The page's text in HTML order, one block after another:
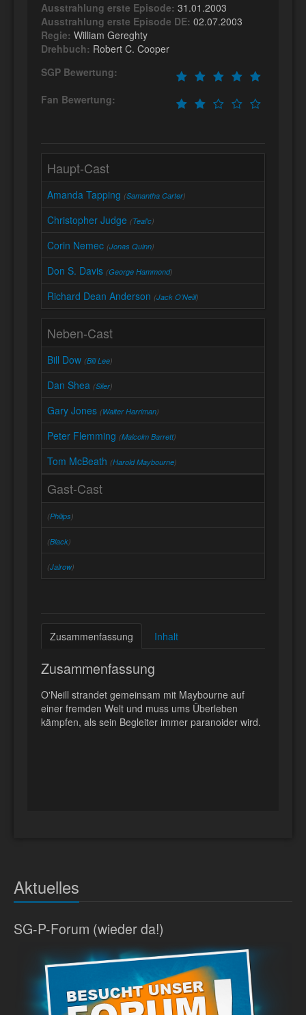
Ausstrahlung erste Episode: 31.01.2003
Ausstrahlung erste Episode DE: 02.07.2003
Regie: William Gereghty
Drehbuch: Robert C. Cooper
SGP Bewertung:
Fan Bewertung:
Haupt-Cast
Amanda Tapping (Samantha Carter)
Christopher Judge (Teal'c)
Corin Nemec (Jonas Quinn)
Don S. Davis (George Hammond)
Richard Dean Anderson (Jack O'Neill)
Neben-Cast
Bill Dow (Bill Lee)
Dan Shea (Siler)
Gary Jones (Walter Harriman)
Peter Flemming (Malcolm Barrett)
Tom McBeath (Harold Maybourne)
Gast-Cast
(Philips)
(Black)
(Jalrow)
Zusammenfassung Inhalt
Zusammenfassung
O'Neill strandet gemeinsam mit Maybourne auf
einer fremden Welt und muss ums Überleben
kämpfen, als sein Begleiter immer paranoider wird.
Aktuelles
SG-P-Forum (wieder da!)